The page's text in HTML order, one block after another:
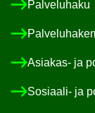
Pal­ve­lu­ha­ku
Asiakas-​ ja
Sosiaali-​ ja